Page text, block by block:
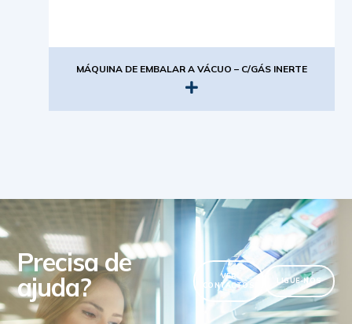
MÁQUINA DE EMBALAR A VÁCUO – C/GÁS INERTE
Precisa de
ajuda?
VER
CONTACTOS
LIGUE-NOS